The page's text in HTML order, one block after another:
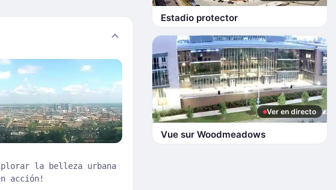
la belleza urbana
acción!
Estadio protector
Ver en directo
Vue sur Woodmeadows